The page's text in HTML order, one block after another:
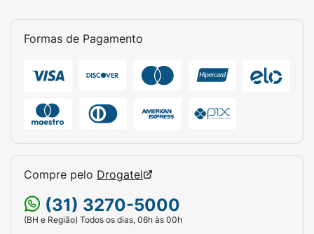
Formas de Pagamento
Compre pelo Drogatel
(31) 3270-5000
(BH e Região) Todos os dias, 06h às 00h